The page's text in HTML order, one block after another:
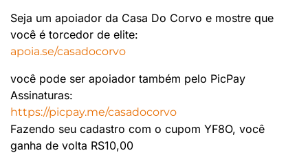
Seja um apoiador da Casa Do Corvo e mostre que
você é torcedor de elite:
apoia.se/casadocorvo
você pode ser apoiador também pelo PicPay
Assinaturas:
https://picpay.me/casadocorvo
Fazendo seu cadastro com o cupom YF8O, você
ganha de volta RS10,00